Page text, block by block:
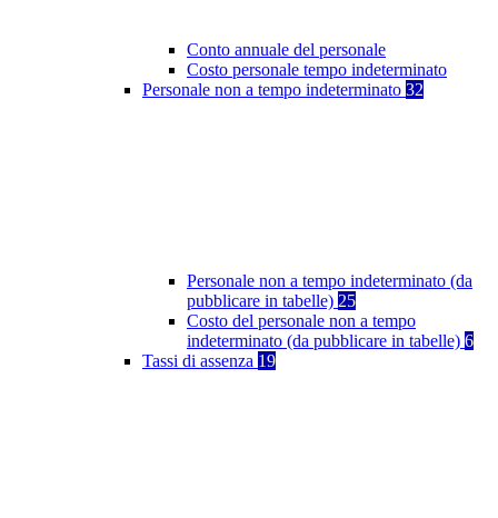
Conto annuale del personale
Costo personale tempo indeterminato
Personale non a tempo indeterminato 32
Personale non a tempo indeterminato (da
pubblicare in tabelle) 25
Costo del personale non a tempo
indeterminato (da pubblicare in tabelle) 6
Tassi di assenza 19